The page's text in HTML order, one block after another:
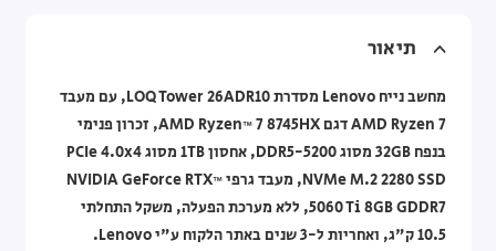
תיאור
מחשב נייח Lenovo מסדרת LOQ Tower 26ADR10, עם מעבד
AMD Ryzen 7 דגם AMD Ryzen™ 7 8745HX, זכרון פנימי
בנפח 32GB מסוג DDR5-5200, אחסון 1TB מסוג PCIe 4.0x4
NVMe M.2 2280 SSD, מעבד גרפי NVIDIA GeForce RTX™
5060 Ti 8GB GDDR7, ללא מערכת הפעלה, משקל התחלתי
10.5 ק"ג, ואחריות ל-3 שנים באתר הלקוח ע"י Lenovo.